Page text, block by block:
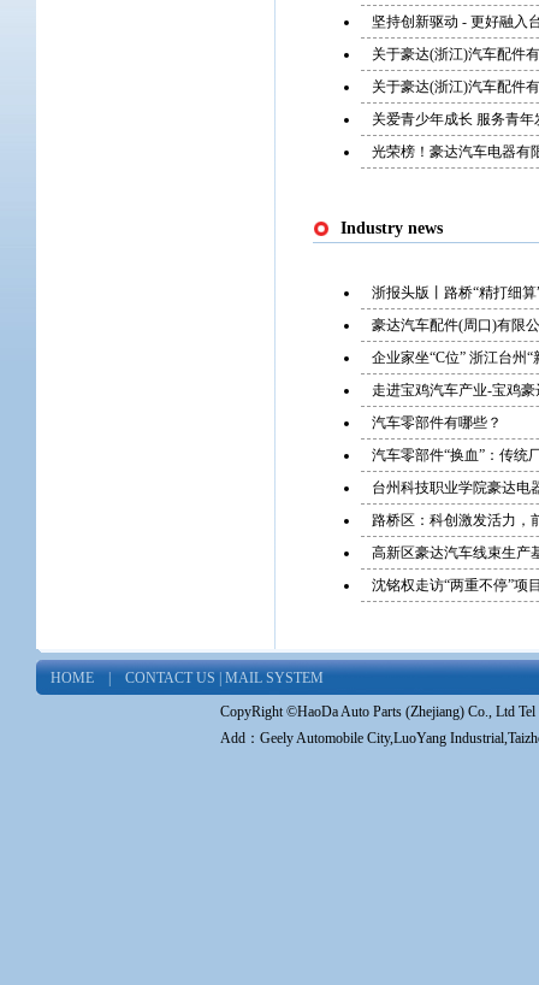
坚持创新驱动 - 更好融入
关于豪达(浙江)汽车配件
关于豪达(浙江)汽车配件
关爱青少年成长 服务青
光荣榜！豪达汽车电器有
Industry news
浙报头版丨路桥“精打细
豪达汽车配件(周口)有限
企业家坐“C位” 浙江台州
走进宝鸡汽车产业-宝鸡
汽车零部件有哪些？
汽车零部件“换血”：传统
台州科技职业学院豪达电
路桥区：科创激发活力，
高新区豪达汽车线束生产
沈铭权走访“两重不停”项
HOME CONTACT US
MAIL SYSTEM
CopyRight ©HaoDa Auto Parts (Zhejiang) Co., Ltd
Add：Geely Automobile City,LuoYang